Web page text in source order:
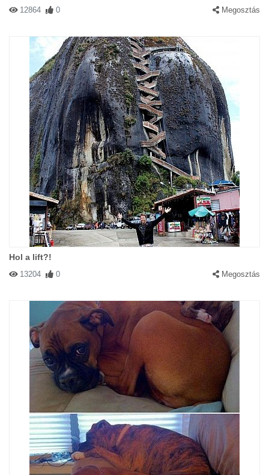
12864 0 Megosztás
Hol a lift?!
13204 0 Megosztás